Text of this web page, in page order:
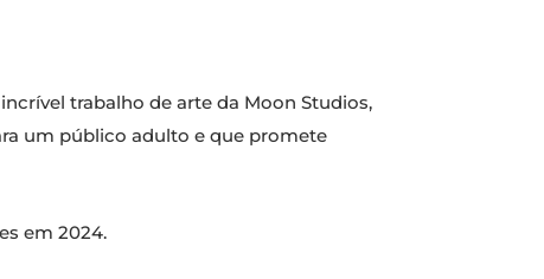
trabalho de arte da Moon Studios,
um público adulto e que promete
em 2024.